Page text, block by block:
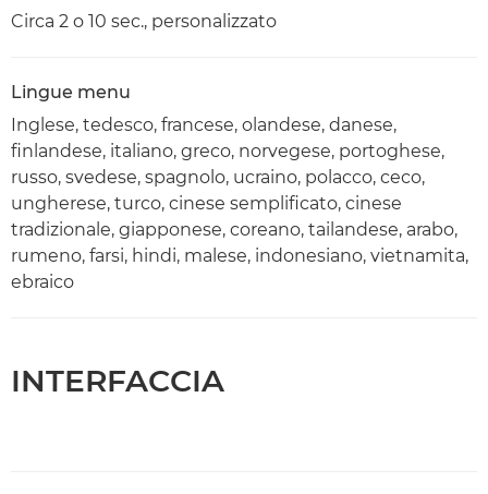
Circa 2 o 10 sec., personalizzato
Lingue menu
Inglese, tedesco, francese, olandese, danese,
finlandese, italiano, greco, norvegese, portoghese,
russo, svedese, spagnolo, ucraino, polacco, ceco,
ungherese, turco, cinese semplificato, cinese
tradizionale, giapponese, coreano, tailandese, arabo,
rumeno, farsi, hindi, malese, indonesiano, vietnamita,
ebraico
INTERFACCIA